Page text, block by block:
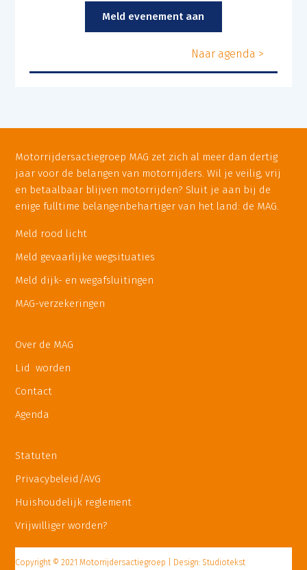
Meld evenement aan
Naar agenda >
Meld rood licht
Meld gevaarlijke wegsituaties
Meld dijk- en wegafsluitingen
MAG-verzekeringen
Over de MAG
Lid worden
Contact
Agenda
Statuten
Privacybeleid/AVG
Huishoudelijk reglement
Vrijwilliger worden?
Motorrijdersactiegroep MAG zet zich al meer dan dertig
jaar voor de belangen van motorrijders. Wil je veilig, vrij
en betaalbaar blijven motorrijden? Sluit je aan bij de
enige fulltime belangenbehartiger van het land: de MAG.
Copyright © 2021 Motorrijdersactiegroep | Design: Studiotekst